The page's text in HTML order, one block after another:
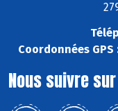
Coordonnées GPS
Nous suivre sur